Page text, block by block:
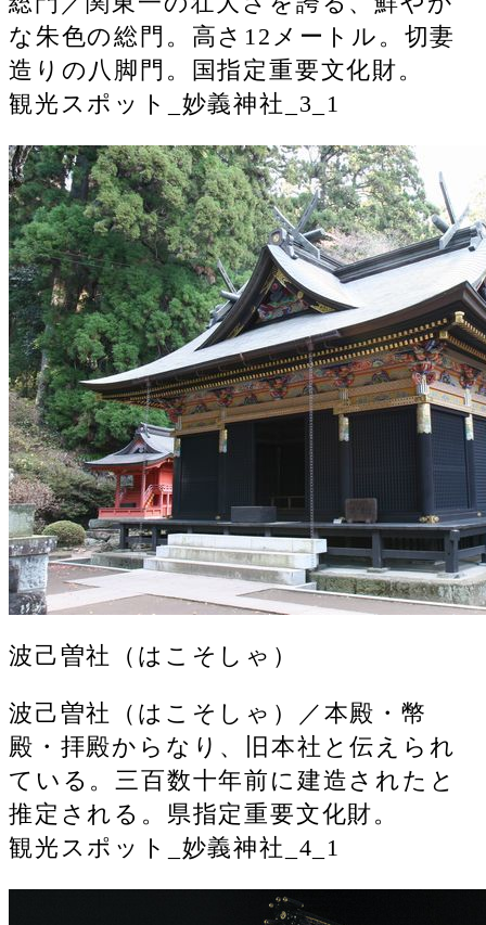
な朱色の総門。高さ12メートル。切妻
造りの八脚門。国指定重要文化財。
観光スポット_妙義神社_3_1
波己曽社（はこそしゃ）
波己曽社（はこそしゃ）／本殿・幣
殿・拝殿からなり、旧本社と伝えられ
ている。三百数十年前に建造されたと
推定される。県指定重要文化財。
観光スポット_妙義神社_4_1